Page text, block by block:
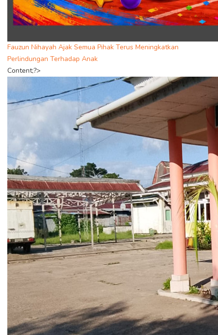
Fauzun Nihayah Ajak Semua Pihak Terus Meningkatkan
Perlindungan Terhadap Anak
Content;?>